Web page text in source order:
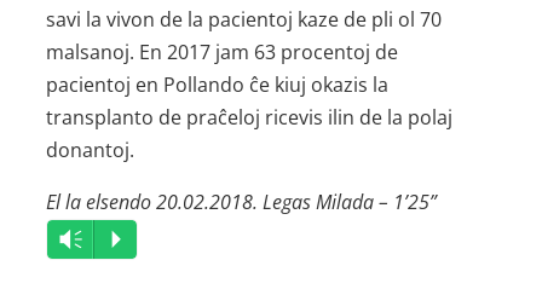
savi la vivon de la pacientoj kaze de pli ol 70
malsanoj. En 2017 jam 63 procentoj de
pacientoj en Pollando ĉe kiuj okazis la
transplanto de praĉeloj ricevis ilin de la polaj
donantoj.
El la elsendo 20.02.2018. Legas Milada – 1’25”
Audio
Player
Vm P